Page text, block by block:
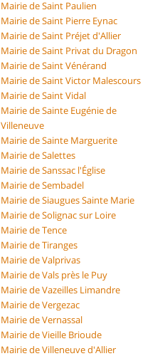
Mairie de Saint Paulien
Mairie de Saint Pierre Eynac
Mairie de Saint Préjet d'Allier
Mairie de Saint Privat du Dragon
Mairie de Saint Vénérand
Mairie de Saint Victor Malescours
Mairie de Saint Vidal
Mairie de Sainte Eugénie de
Villeneuve
Mairie de Sainte Marguerite
Mairie de Salettes
Mairie de Sanssac l'Église
Mairie de Sembadel
Mairie de Siaugues Sainte Marie
Mairie de Solignac sur Loire
Mairie de Tence
Mairie de Tiranges
Mairie de Valprivas
Mairie de Vals près le Puy
Mairie de Vazeilles Limandre
Mairie de Vergezac
Mairie de Vernassal
Mairie de Vieille Brioude
Mairie de Villeneuve d'Allier